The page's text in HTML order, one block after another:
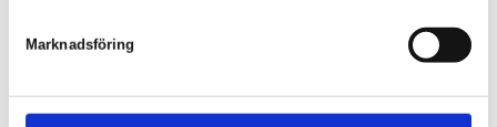
Marknadsföring